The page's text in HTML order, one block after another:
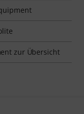
zur Übersicht